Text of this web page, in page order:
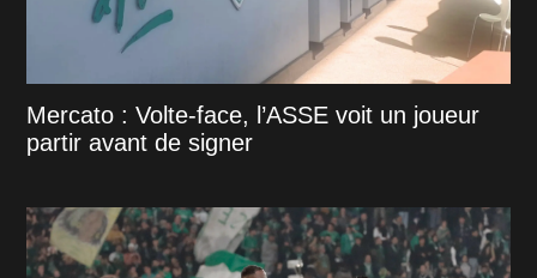
Mercato : Volte-face, l’ASSE voit un joueur
partir avant de signer